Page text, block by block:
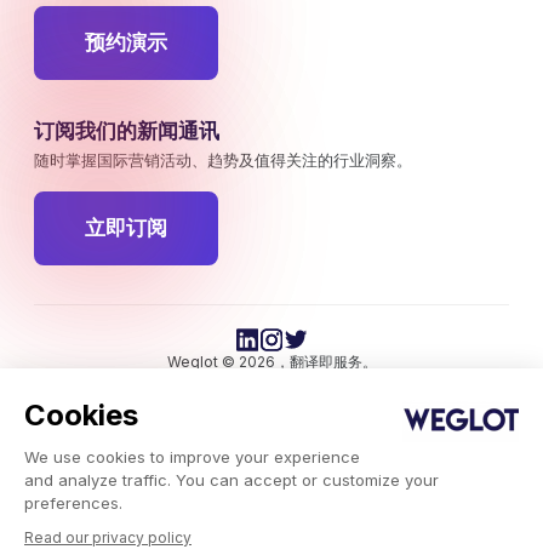
Cookies
We use cookies to improve your experience
and analyze traffic. You can accept or customize your
preferences.
Read our privacy policy
预约演示
订阅我们的新闻通讯
随时掌握国际营销活动、趋势及值得关注的行业洞察。
立即订阅
Weglot © 2026，翻译即服务。